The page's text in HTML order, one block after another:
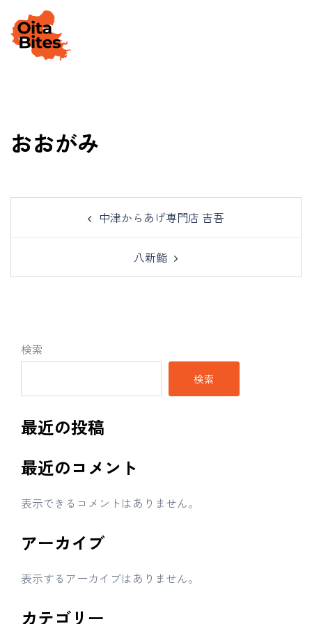
content
おおがみ
Post
中津からあげ専門店 吉吾
八新鮨
検索
検索
最近の投稿
最近のコメント
表示できるコメントはありません。
アーカイブ
表示するアーカイブはありません。
カテゴリー